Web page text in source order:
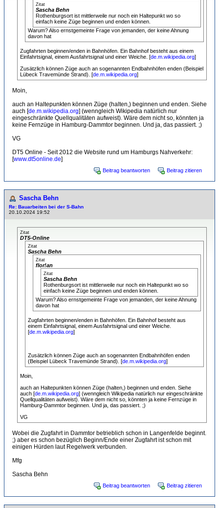
Zitat
Sascha Behn
Rothenburgsort ist mittlerweile nur noch ein Haltepunkt wo so
einfach keine Züge beginnen und enden können.
Warum? Also ernstgemeinte Frage von jemanden, der keine Ahnung
davon hat
Zugfahrten beginnen/enden in Bahnhöfen. Ein Bahnhof besteht aus einem
Einfahrtsignal, einem Ausfahrtsignal und einer Weiche. [de.m.wikipedia.org]
Zusätzlich können Züge auch an sogenannten Endbahnhöfen enden (Beispiel
Lübeck Travemünde Strand). [de.m.wikipedia.org]
Moin,
auch an Haltepunkten können Züge (halten,) beginnen und enden. Siehe
auch [de.m.wikipedia.org] (wenngleich Wikipedia natürlich nur
eingeschränkte Quellqualitäten aufweist). Wäre dem nicht so, könnten ja
keine Fernzüge in Hamburg-Dammtor beginnen. Und ja, das passiert. ;)
VG
DT5 Online - Seit 2012 die Website rund um Hamburgs Nahverkehr:
[www.dt5online.de]
Beitrag beantworten Beitrag zitieren
Sascha Behn
Re: Bauarbeiten bei der S-Bahn
20.10.2024 19:52
Zitat
DT5-Online
Zitat
Sascha Behn
Zitat
flor!an
Zitat
Sascha Behn
Rothenburgsort ist mittlerweile nur noch ein Haltepunkt wo so
einfach keine Züge beginnen und enden können.
Warum? Also ernstgemeinte Frage von jemanden, der keine Ahnung
davon hat
Zugfahrten beginnen/enden in Bahnhöfen. Ein Bahnhof besteht aus
einem Einfahrtsignal, einem Ausfahrtsignal und einer Weiche.
[de.m.wikipedia.org]
Zusätzlich können Züge auch an sogenannten Endbahnhöfen enden
(Beispiel Lübeck Travemünde Strand). [de.m.wikipedia.org]
Moin,
auch an Haltepunkten können Züge (halten,) beginnen und enden. Siehe
auch [de.m.wikipedia.org] (wenngleich Wikipedia natürlich nur eingeschränkte
Quellqualitäten aufweist). Wäre dem nicht so, könnten ja keine Fernzüge in
Hamburg-Dammtor beginnen. Und ja, das passiert. ;)
VG
Wobei die Zugfahrt in Dammtor betrieblich schon in Langenfelde beginnt.
;) aber es schon bezüglich Beginn/Ende einer Zugfahrt ist schon mit
einigen Hürden laut Regelwerk verbunden.
Mfg
Sascha Behn
Beitrag beantworten Beitrag zitieren